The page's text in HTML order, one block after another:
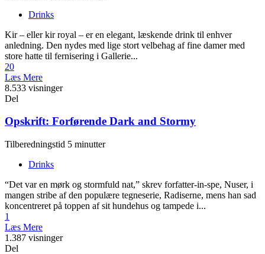
Drinks
Kir – eller kir royal – er en elegant, læskende drink til enhver
anledning. Den nydes med lige stort velbehag af fine damer med
store hatte til fernisering i Gallerie...
20
Læs Mere
8.533 visninger
Del
Opskrift: Forførende Dark and Stormy
Tilberedningstid 5 minutter
Drinks
“Det var en mørk og stormfuld nat,” skrev forfatter-in-spe, Nuser, i
mangen stribe af den populære tegneserie, Radiserne, mens han sad
koncentreret på toppen af sit hundehus og tampede i...
1
Læs Mere
1.387 visninger
Del